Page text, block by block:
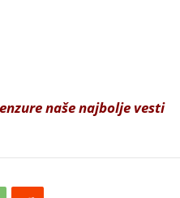
naše najbolje vesti